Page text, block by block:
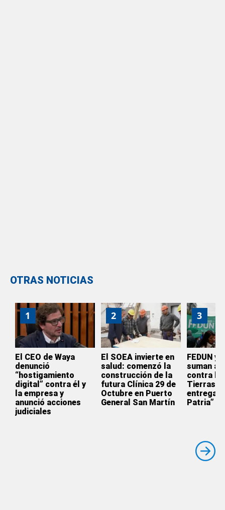
OTRAS NOTICIAS
1
El CEO de Waya
denunció
“hostigamiento
digital” contra él y
la empresa y
anunció acciones
judiciales
2
El SOEA invierte en
salud: comenzó la
construcción de la
futura Clínica 29 de
Octubre en Puerto
General San Martín
3
FEDUN y
suman a
contra la
Tierras:
entrega
Patria”